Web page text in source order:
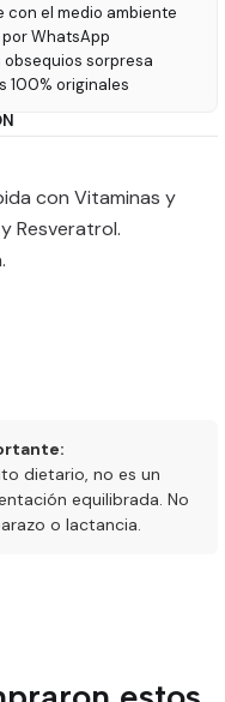
con el medio ambiente
WhatsApp
obsequios sorpresa
100% originales
con Vitaminas y
Resveratrol.
dietario, no es un
equilibrada. No
o lactancia.